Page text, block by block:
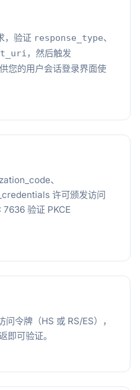
，验证 response_type、
，然后触发
供您的用户会话登录界面使
、
许可颁发访问
7636 验证 PKCE
令牌（HS 或 RS/ES），
即可验证。